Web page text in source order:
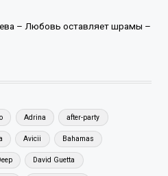
– Любовь оставляет шрамы –
Adrina after-party
Avicii Bahamas
David Guetta